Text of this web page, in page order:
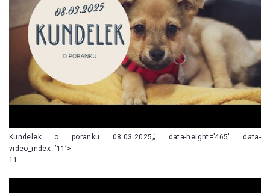
Kundelek o poranku 08.03.2025„’ data-height=’465′ data-
video_index=’11’>
11